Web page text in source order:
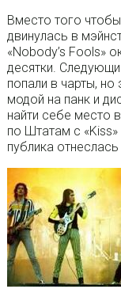
Вместо того
двинулась в
«Nobody’s Fools»
десятки.
попали в чарты,
модой на панк и
найти себе место
по Штатам с «Kiss»
публика